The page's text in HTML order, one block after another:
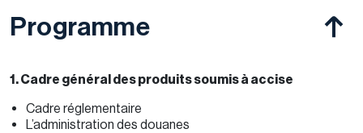
Programme
1. Cadre général des produits soumis à accise
Cadre réglementaire
L’administration des douanes